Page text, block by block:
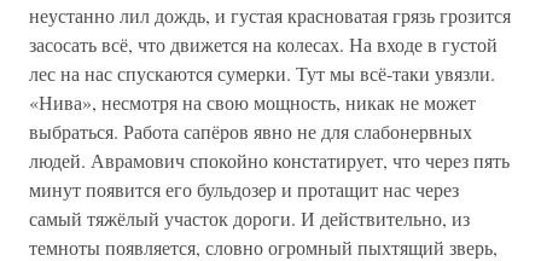
неустанно лил дождь, и густая красноватая грязь грозится
засосать всё, что движется на колесах. На входе в густой
лес на нас спускаются сумерки. Тут мы всё-таки увязли.
«Нива», несмотря на свою мощность, никак не может
выбраться. Работа сапёров явно не для слабонервных
людей. Аврамович спокойно констатирует, что через пять
минут появится его бульдозер и протащит нас через
самый тяжёлый участок дороги. И действительно, из
темноты появляется, словно огромный пыхтящий зверь,